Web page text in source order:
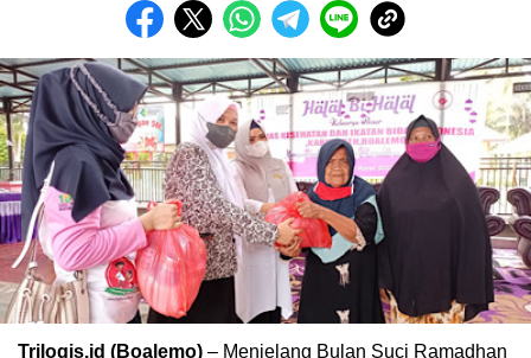
Trilogis.id (Boalemo) – Menjelang Bulan Suci Ramadhan